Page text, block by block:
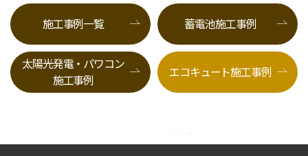
施工事例一覧 蓄電池施工事例
太陽光発電・パワコン
施工事例
エコキュート施工事例